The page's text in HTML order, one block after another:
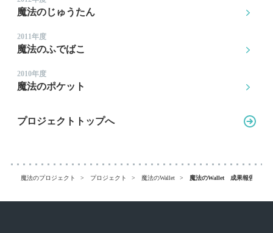
魔法のプロジェクト プロジェクト 魔法のWallet 魔法のWallet 成果報告書【
魔法のじゅうたん
2011年度
魔法のふでばこ
2010年度
魔法のポケット
プロジェクトトップへ